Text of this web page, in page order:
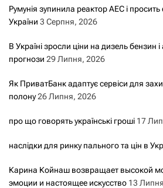
Румунія зупинила реактор АЕС і просить
України 3 Серпня, 2026
В Україні зросли ціни на дизель бензин
прогнози 29 Липня, 2026
Як ПриватБанк адаптує сервіси для
полону26 Липня, 2026
про що говорять українські гроші 17
наслідки для ринку пального та цін в
Карина Койнаш возвращает высокой
эмоции и настоящее искусство 13